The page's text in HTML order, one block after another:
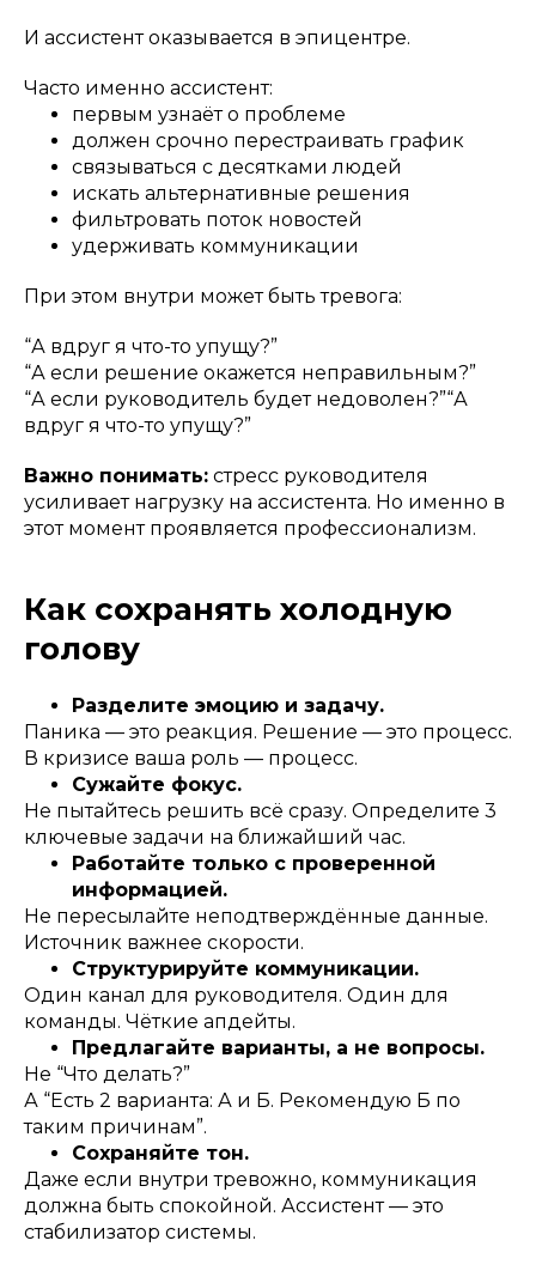
И ассистент оказывается в эпицентре.
Часто именно ассистент:
первым узнаёт о проблеме
должен срочно перестраивать график
связываться с десятками людей
искать альтернативные решения
фильтровать поток новостей
удерживать коммуникации
При этом внутри может быть тревога:
“А вдруг я что-то упущу?”
“А если решение окажется неправильным?”
“А если руководитель будет недоволен?”“А
вдруг я что-то упущу?”
Важно понимать: стресс руководителя
усиливает нагрузку на ассистента. Но именно в
этот момент проявляется профессионализм.
Как сохранять холодную
голову
Разделите эмоцию и задачу.
Паника — это реакция. Решение — это процесс.
В кризисе ваша роль — процесс.
Сужайте фокус.
Не пытайтесь решить всё сразу. Определите 3
ключевые задачи на ближайший час.
Работайте только с проверенной
информацией.
Не пересылайте неподтверждённые данные.
Источник важнее скорости.
Структурируйте коммуникации.
Один канал для руководителя. Один для
команды. Чёткие апдейты.
Предлагайте варианты, а не вопросы.
Не “Что делать?”
А “Есть 2 варианта: А и Б. Рекомендую Б по
таким причинам”.
Сохраняйте тон.
Даже если внутри тревожно, коммуникация
должна быть спокойной. Ассистент — это
стабилизатор системы.